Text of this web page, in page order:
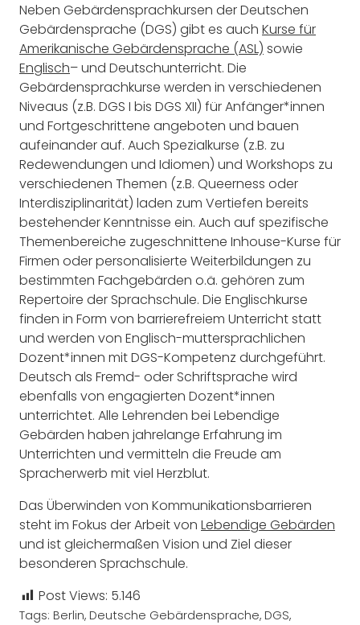
Neben Gebärdensprachkursen der Deutschen
Gebärdensprache (DGS) gibt es auch Kurse für
Amerikanische Gebärdensprache (ASL) sowie
Englisch– und Deutschunterricht. Die
Gebärdensprachkurse werden in verschiedenen
Niveaus (z.B. DGS I bis DGS XII) für Anfänger*innen
und Fortgeschrittene angeboten und bauen
aufeinander auf. Auch Spezialkurse (z.B. zu
Redewendungen und Idiomen) und Workshops zu
verschiedenen Themen (z.B. Queerness oder
Interdisziplinarität) laden zum Vertiefen bereits
bestehender Kenntnisse ein. Auch auf spezifische
Themenbereiche zugeschnittene Inhouse-Kurse für
Firmen oder personalisierte Weiterbildungen zu
bestimmten Fachgebärden o.ä. gehören zum
Repertoire der Sprachschule. Die Englischkurse
finden in Form von barrierefreiem Unterricht statt
und werden von Englisch-muttersprachlichen
Dozent*innen mit DGS-Kompetenz durchgeführt.
Deutsch als Fremd- oder Schriftsprache wird
ebenfalls von engagierten Dozent*innen
unterrichtet. Alle Lehrenden bei Lebendige
Gebärden haben jahrelange Erfahrung im
Unterrichten und vermitteln die Freude am
Spracherwerb mit viel Herzblut.
Das Überwinden von Kommunikationsbarrieren
steht im Fokus der Arbeit von Lebendige Gebärden
und ist gleichermaßen Vision und Ziel dieser
besonderen Sprachschule.
Post Views: 5.146
Tags: Berlin, Deutsche Gebärdensprache, DGS,